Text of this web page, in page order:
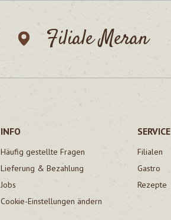
Filiale Meran
INFO
Häufig gestellte Fragen
Lieferung & Bezahlung
Jobs
Cookie-Einstellungen ändern
SERVICE
Filialen
Gastro
Rezepte